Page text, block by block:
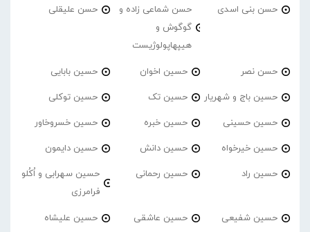
حسن بنی اسدی
حسن شماعی زاده و
گوگوش و
هیپهاپولوژیست
حسن علیقلی
حسن نصر حسین اخوان حسین بابایی
حسین باج و شهریار حسین تک حسین توکلی
حسین حسینی حسین خبره حسین خسروخاور
حسین خیرخواه حسین دانش حسین دایمون
حسین راد حسین رحمانی
حسین سهرابی و اُکُلو
فرامرزی
حسین شفیعی حسین عاشقی حسین علیشاه